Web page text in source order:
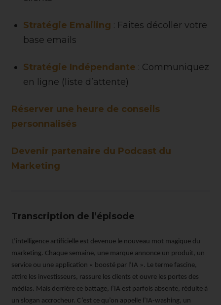
Stratégie Emailing : Faites décoller votre
base emails
Stratégie Indépendante : Communiquez
en ligne (liste d’attente)
Réserver une heure de conseils
personnalisés
Devenir partenaire du Podcast du
Marketing
Transcription de l’épisode
L’intelligence artificielle est devenue le nouveau mot magique du
marketing. Chaque semaine, une marque annonce un produit, un
service ou une application « boosté par l’IA ». Le terme fascine,
attire les investisseurs, rassure les clients et ouvre les portes des
médias. Mais derrière ce battage, l’IA est parfois absente, réduite à
un slogan accrocheur. C’est ce qu’on appelle l’IA-washing, un